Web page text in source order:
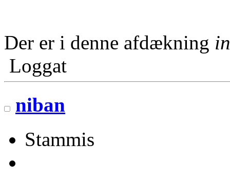
Der er i denne afdækning
Loggat
niban
Stammis